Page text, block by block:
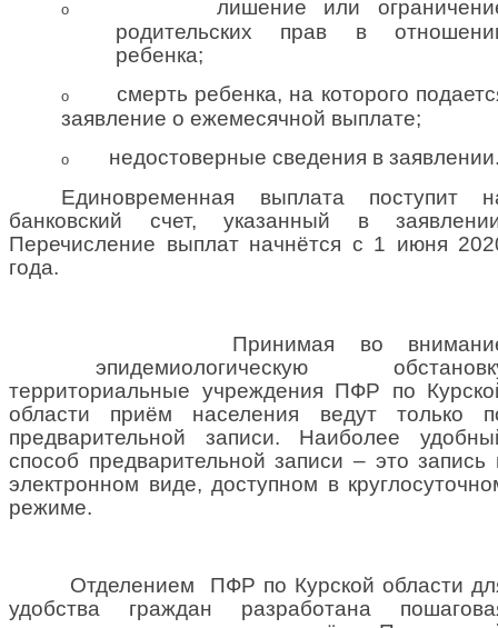
o
лишение или
родительских прав в
ребенка;
o
смерть ребенка, на которого
заявление о ежемесячной выплате;
o
недостоверные сведения в
Единовременная выплата поступит
банковский счет, указанный в
Перечисление выплат начнётся с 1 июня
года.
Принимая во
эпидемиологическую
территориальные учреждения ПФР по
области приём населения ведут только
предварительной записи. Наиболее
способ предварительной записи – это запись
электронном виде, доступном в
режиме.
Отделением
ПФР по Курской области
удобства граждан разработана